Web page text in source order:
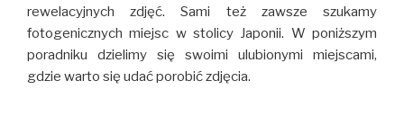
rewelacyjnych zdjęć. Sami też zawsze szukamy
fotogenicznych miejsc w stolicy Japonii. W poniższym
poradniku dzielimy się swoimi ulubionymi miejscami,
gdzie warto się udać porobić zdjęcia.